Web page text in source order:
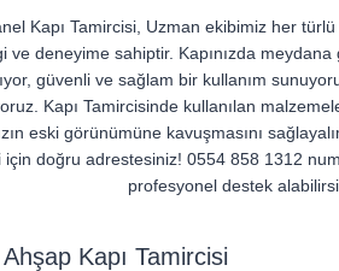
Kapı Tamircisi, Uzman ekibimiz her
ve deneyime sahiptir. Kapınızda meydana
güvenli ve sağlam bir kullanım
Kapı Tamircisinde kullanılan
eski görünümüne kavuşmasını
için doğru adrestesiniz! 0554 858 1312
profesyonel destek
Kapı Tamircisi